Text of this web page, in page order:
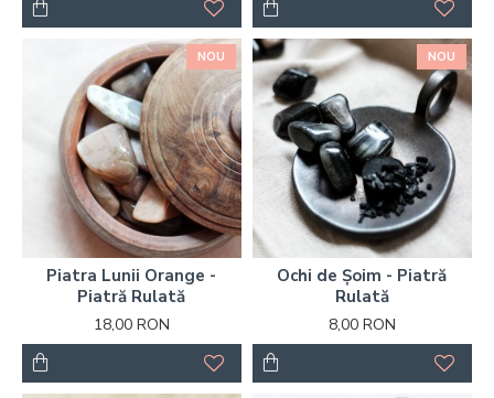
NOU
Piatra Lunii Orange -
Piatră Rulată
18,00 RON
NOU
Ochi de Șoim - Piatră
Rulată
8,00 RON